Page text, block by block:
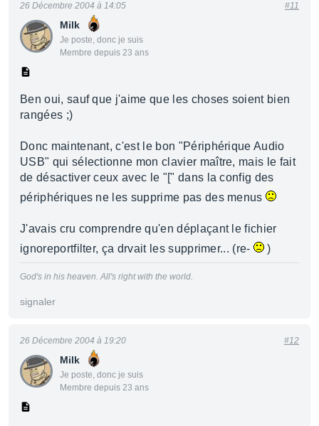
Milk
Je poste, donc je suis
Membre depuis 23 ans
26 Décembre 2004 à 14:05 #11
Ben oui, sauf que j'aime que les choses soient bien
rangées ;)
Donc maintenant, c'est le bon "Périphérique Audio
USB" qui sélectionne mon clavier maître, mais le fait
de désactiver ceux avec le "[" dans la config des
périphériques ne les supprime pas des menus
J'avais cru comprendre qu'en déplaçant le fichier
ignoreportfilter, ça drvait les supprimer... (re-
)
God's in his heaven. All's right with the world.
signaler
Milk
Je poste, donc je suis
Membre depuis 23 ans
26 Décembre 2004 à 19:20 #12